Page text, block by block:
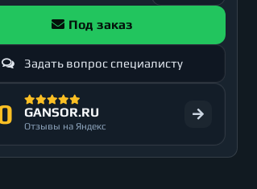
Под заказ
Задать вопрос специалисту
GANSOR.RU
Отзывы на Яндекс